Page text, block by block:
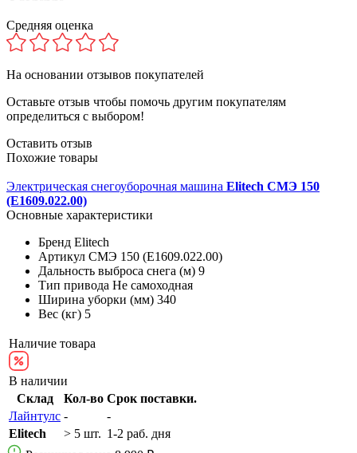
Средняя оценка
На основании отзывов покупателей
Оставьте отзыв чтобы помочь другим покупателям
определиться с выбором!
Оставить отзыв
Похожие товары
Электрическая снегоуборочная машина Elitech СМЭ 150
(E1609.022.00)
Основные характеристики
Бренд Elitech
Артикул СМЭ 150 (E1609.022.00)
Дальность выброса снега (м) 9
Тип привода Не самоходная
Ширина уборки (мм) 340
Вес (кг) 5
Наличие товара
В наличии
Склад
Кол-во Срок поставки.
Лайнтулс -
-
Elitech
> 5 шт. 1-2 раб. дня